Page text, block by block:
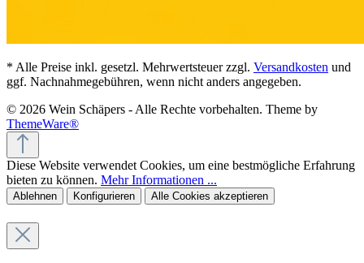
* Alle Preise inkl. gesetzl. Mehrwertsteuer zzgl. Versandkosten und
ggf. Nachnahmegebühren, wenn nicht anders angegeben.
© 2026 Wein Schäpers - Alle Rechte vorbehalten. Theme by
ThemeWare®
Diese Website verwendet Cookies, um eine bestmögliche Erfahrung
bieten zu können. Mehr Informationen ...
Ablehnen Konfigurieren Alle Cookies akzeptieren